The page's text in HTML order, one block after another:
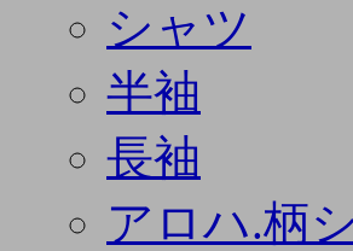
シャツ
半袖
長袖
アロハ.柄